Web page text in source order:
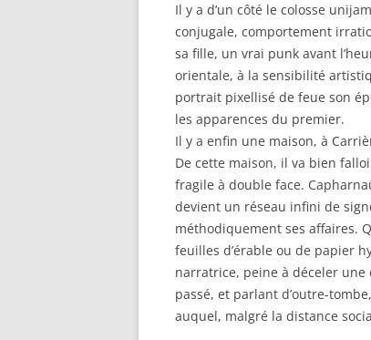
Il y a d’un côté le colosse
conjugale, comportement
sa fille, un vrai punk avant
orientale, à la sensibilité
portrait pixellisé de feue son
les apparences du premier.
Il y a enfin une maison, à
De cette maison, il va bien
fragile à double face.
devient un réseau infini de
méthodiquement ses affaires.
feuilles d’érable ou de papier
narratrice, peine à déceler une
passé, et parlant d’outre-
auquel, malgré la distance